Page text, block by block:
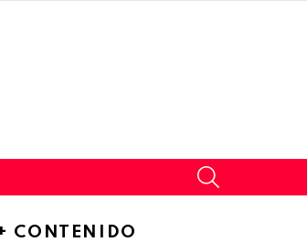
CONTENIDO